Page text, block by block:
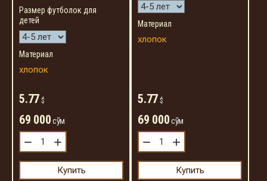
Размер футболок для
детей
Материал
хлопок
5.77 $
69 000сўм
− +
Купить
Материал
хлопок
5.77 $
69 000сўм
− +
Купить